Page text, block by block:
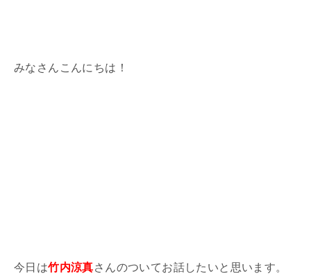
みなさんこんにちは！
今日は竹内涼真さんのついてお話したいと思います。